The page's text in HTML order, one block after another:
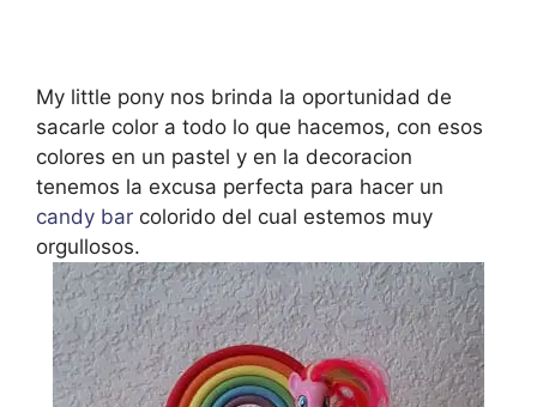
My little pony nos brinda la oportunidad de
sacarle color a todo lo que hacemos, con esos
colores en un pastel y en la decoracion
tenemos la excusa perfecta para hacer un
candy bar colorido del cual estemos muy
orgullosos.